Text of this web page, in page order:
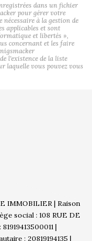
dans un fichier
pour gérer votre
nécessaire à la gestion de
applicables et sont
et libertés »,
concernant et les faire
l'existence de la liste
laquelle vous pouvez vous
IMMOBILIER | Raison
social : 108 RUE DE
|
: 20819194135 |